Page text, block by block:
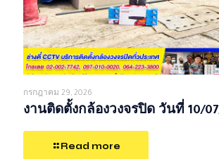
กรกฎาคม 29, 2026
งานติดตั้งกล้องวงจรปิด วันที่ 10/
Read more